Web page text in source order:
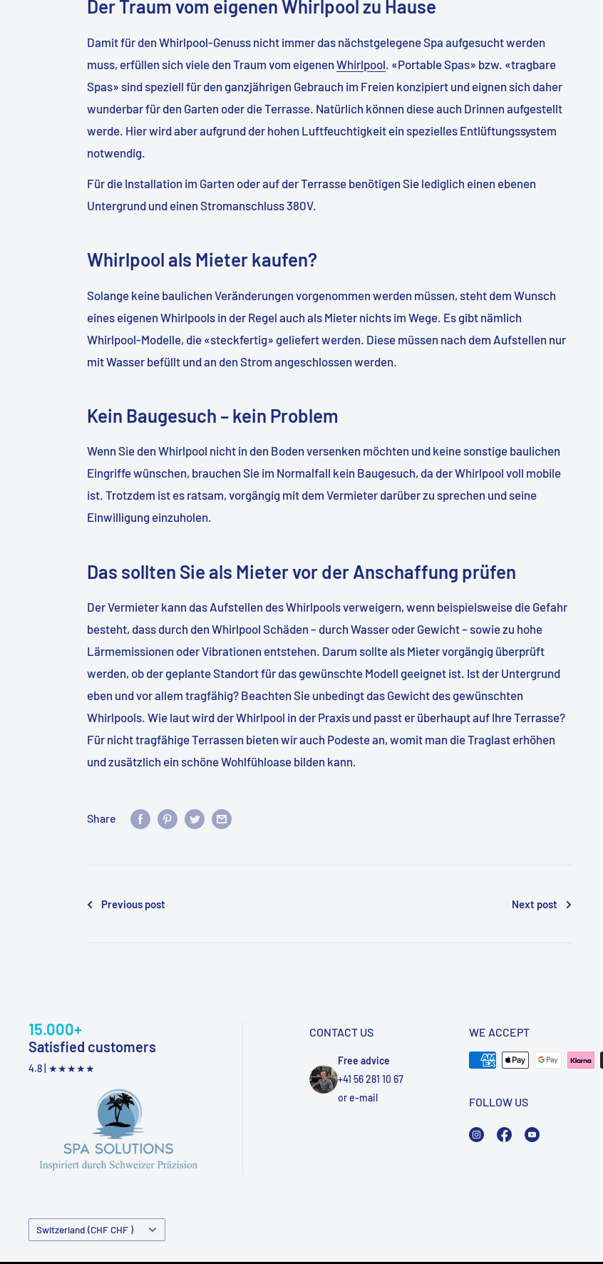
Der Traum vom eigenen Whirlpool zu Hause
Damit für den Whirlpool-Genuss nicht immer das nächstgelegene Spa aufgesucht werden
muss, erfüllen sich viele den Traum vom eigenen Whirlpool . «Portable Spas» bzw. «tragbare
Spas» sind speziell für den ganzjährigen Gebrauch im Freien konzipiert und eignen sich daher
wunderbar für den Garten oder die Terrasse. Natürlich können diese auch Drinnen aufgestellt
werde. Hier wird aber aufgrund der hohen Luftfeuchtigkeit ein spezielles Entlüftungssystem
notwendig.
Für die Installation im Garten oder auf der Terrasse benötigen Sie lediglich einen ebenen
Untergrund und einen Stromanschluss 380V.
Whirlpool als Mieter kaufen?
Solange keine baulichen Veränderungen vorgenommen werden müssen, steht dem Wunsch
eines eigenen Whirlpools in der Regel auch als Mieter nichts im Wege. Es gibt nämlich
Whirlpool-Modelle, die «steckfertig» geliefert werden. Diese müssen nach dem Aufstellen nur
mit Wasser befüllt und an den Strom angeschlossen werden.
Kein Baugesuch – kein Problem
Wenn Sie den Whirlpool nicht in den Boden versenken möchten und keine sonstige baulichen
Eingriffe wünschen, brauchen Sie im Normalfall kein Baugesuch, da der Whirlpool voll mobile
ist. Trotzdem ist es ratsam, vorgängig mit dem Vermieter darüber zu sprechen und seine
Einwilligung einzuholen.
Das sollten Sie als Mieter vor der Anschaffung prüfen
Der Vermieter kann das Aufstellen des Whirlpools verweigern, wenn beispielsweise die Gefahr
besteht, dass durch den Whirlpool Schäden – durch Wasser oder Gewicht – sowie zu hohe
Lärmemissionen oder Vibrationen entstehen. Darum sollte als Mieter vorgängig überprüft
werden, ob der geplante Standort für das gewünschte Modell geeignet ist. Ist der Untergrund
eben und vor allem tragfähig? Beachten Sie unbedingt das Gewicht des gewünschten
Whirlpools. Wie laut wird der Whirlpool in der Praxis und passt er überhaupt auf Ihre Terrasse?
Für nicht tragfähige Terrassen bieten wir auch Podeste an, womit man die Traglast erhöhen
und zusätzlich ein schöne Wohlfühloase bilden kann.
Share
Previous post Next post
15.000+
Satisfied customers
4.8 | ★★★★★
CONTACT US
Free advice
+41 56 281 10 67
ore-mail
WE ACCEPT
FOLLOW US
InstagramFacebook
Country/Region Switzerland (CHF CHF )